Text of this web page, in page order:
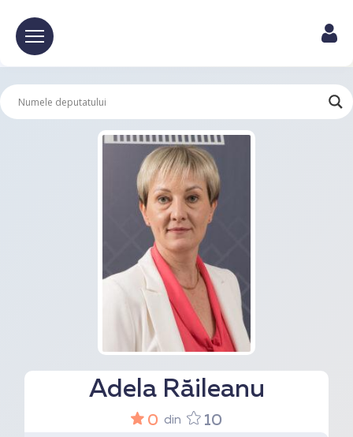
Adela Răileanu
0 din 10